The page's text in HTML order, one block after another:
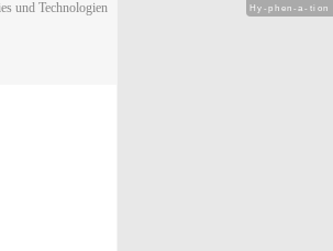
und Technologien
Hy-phen-a-tion